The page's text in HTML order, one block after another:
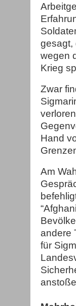
gesagt,
wegen
Krieg
Zwar
Hand
Am
andere
für